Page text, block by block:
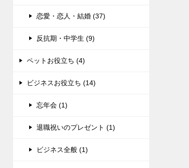
恋愛・恋人・結婚 (37)
反抗期・中学生 (9)
ペットお役立ち (4)
ビジネスお役立ち (14)
忘年会 (1)
退職祝いのプレゼント (1)
ビジネス全般 (1)